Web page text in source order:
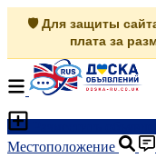
🛡️ Для защиты
плата за
Местоположение